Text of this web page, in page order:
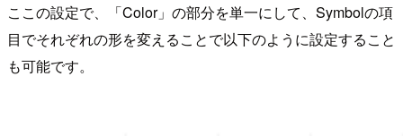
ここの設定で、「Color」の部分を単一にして、Symbolの項
目でそれぞれの形を変えることで以下のように設定すること
も可能です。